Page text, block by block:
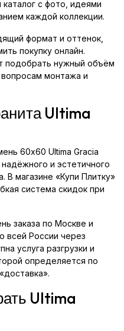
с фото, идеями
каждой коллекции.
формат и оттенок,
покупку онлайн.
подобрать нужный объём
монтажа и
Ultima
60x60 Ultima Gracia
и эстетичного
магазине «Купи Плитку»
система скидок при
заказа по Москве и
всей России через
услуга разгрузки и
определяется по
Ultima